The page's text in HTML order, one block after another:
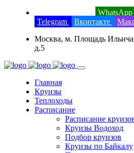
Telegram
Вконтакте
Москва, м. Площадь
д.5
Главная
Круизы
Теплоходы
Расписание
Расписание
Круизы Водоход
Подбор круизов
Круизы по Байкалу